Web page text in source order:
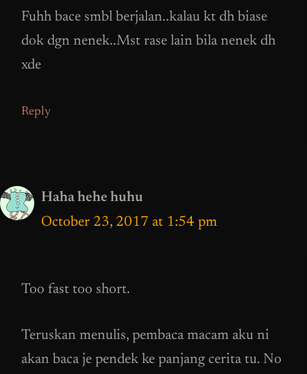
Fuhh bace smbl berjalan..kalau kt dh biase
dok dgn nenek..Mst rase lain bila nenek dh
xde
Reply
Haha hehe huhu
October 23, 2017 at 1:54 pm
Too fast too short.
Teruskan menulis, pembaca macam aku ni
akan baca je pendek ke panjang cerita tu. No